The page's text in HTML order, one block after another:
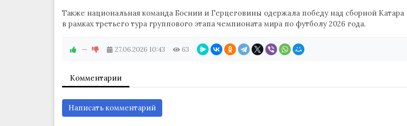
Также национальная команда Боснии и Герцеговины одержала победу над сборной Катара
в рамках третьего тура группового этапа чемпионата мира по футболу 2026 года.
— 27.06.2026 10:43 63
Комментарии
Написать комментарий